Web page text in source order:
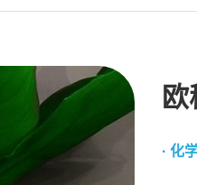
· 化